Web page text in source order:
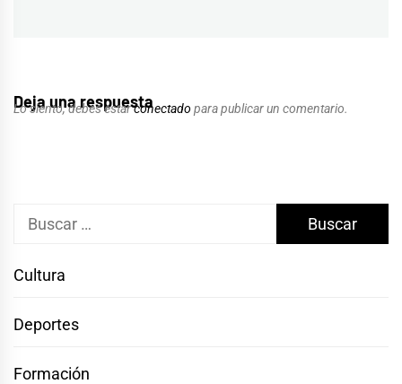
Deja una respuesta
Lo siento, debes estarconectado para publicar un comentario.
Buscar:
Cultura
Deportes
Formación